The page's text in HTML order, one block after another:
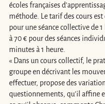
écoles françaises
méthode. Le tarif des cours est
pour une séance collective de
à 70 € pour des séances
minutes à 1 heure.
« Dans un cours collectif, le
groupe en décrivant les
effectuer, propose des
questionnements, qu'il affine